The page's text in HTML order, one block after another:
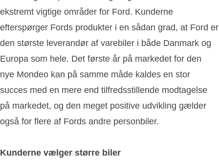
ekstremt vigtige områder for Ford. Kunderne
efterspørger Fords produkter i en sådan grad, at Ford er
den største leverandør af varebiler i både Danmark og
Europa som hele. Det første år på markedet for den
nye Mondeo kan på samme måde kaldes en stor
succes med en mere end tilfredsstillende modtagelse
på markedet, og den meget positive udvikling gælder
også for flere af Fords andre personbiler.
Kunderne vælger større biler